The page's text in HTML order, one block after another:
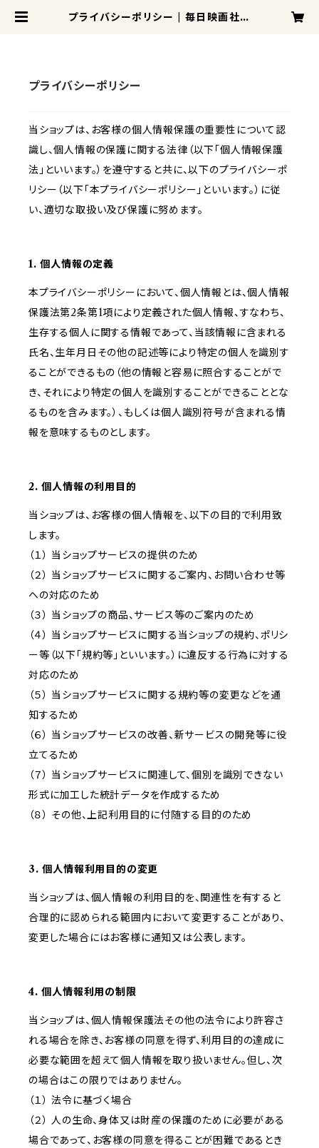
プライバシーポリシー | 毎日映画社O
プライバシーポリシー
当ショップは、お客様の個人情報保護の重要性について認
識し、個人情報の保護に関する法律（以下「個人情報保護
法」といいます。）を遵守すると共に、以下のプライバシーポ
リシー（以下「本プライバシーポリシー」といいます。）に従
い、適切な取扱い及び保護に努めます。
1. 個人情報の定義
本プライバシーポリシーにおいて、個人情報とは、個人情報
保護法第2条第1項により定義された個人情報、すなわち、
生存する個人に関する情報であって、当該情報に含まれる
氏名、生年月日その他の記述等により特定の個人を識別す
ることができるもの（他の情報と容易に照合することがで
き、それにより特定の個人を識別することができることとな
るものを含みます。）、もしくは個人識別符号が含まれる情
報を意味するものとします。
2. 個人情報の利用目的
当ショップは、お客様の個人情報を、以下の目的で利用致
します。
（１） 当ショップサービスの提供のため
（２） 当ショップサービスに関するご案内、お問い合わせ等
への対応のため
（３） 当ショップの商品、サービス等のご案内のため
（４） 当ショップサービスに関する当ショップの規約、ポリシ
ー等（以下「規約等」といいます。）に違反する行為に対する
対応のため
（５） 当ショップサービスに関する規約等の変更などを通
知するため
（６） 当ショップサービスの改善、新サービスの開発等に役
立てるため
（７） 当ショップサービスに関連して、個別を識別できない
形式に加工した統計データを作成するため
（８） その他、上記利用目的に付随する目的のため
3. 個人情報利用目的の変更
当ショップは、個人情報の利用目的を、関連性を有すると
合理的に認められる範囲内において変更することがあり、
変更した場合にはお客様に通知又は公表します。
4. 個人情報利用の制限
当ショップは、個人情報保護法その他の法令により許容さ
れる場合を除き、お客様の同意を得ず、利用目的の達成に
必要な範囲を超えて個人情報を取り扱いません。但し、次
の場合はこの限りではありません。
（１） 法令に基づく場合
（２） 人の生命、身体又は財産の保護のために必要がある
場合であって、お客様の同意を得ることが困難であるとき